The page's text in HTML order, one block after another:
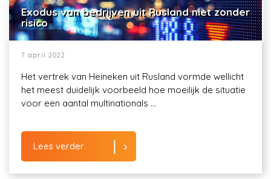
Exodus van bedrijven uit Rusland niet zonder
risico
7 april 2022
Het vertrek van Heineken uit Rusland vormde wellicht
het meest duidelijk voorbeeld hoe moeilijk de situatie
voor een aantal multinationals ...
Lees verder